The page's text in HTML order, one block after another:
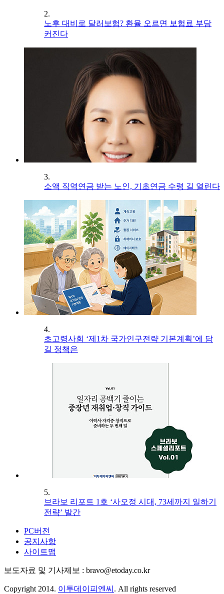
2.
노후 대비로 달러보험? 환율 오르면 보험료 부담
커진다
3.
소액 직역연금 받는 노인, 기초연금 수령 길 열린다
4.
초고령사회 ‘제1차 국가인구전략 기본계획’에 담
길 정책은
5.
브라보 리포트 1호 ‘사오정 시대, 73세까지 일하기
전략’ 발간
PC버전
공지사항
사이트맵
보도자료 및 기사제보 : bravo@etoday.co.kr
Copyright 2014. 이투데이피엔씨 . All rights reserved